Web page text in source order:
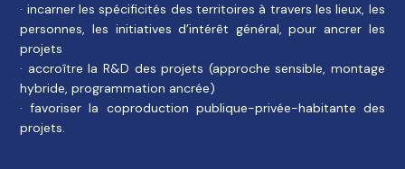
· incarner les spécificités des territoires à travers les lieux, les
personnes, les initiatives d’intérêt général, pour ancrer les
projets
· accroître la R&D des projets (approche sensible, montage
hybride, programmation ancrée)
· favoriser la coproduction publique-privée-habitante des
projets.